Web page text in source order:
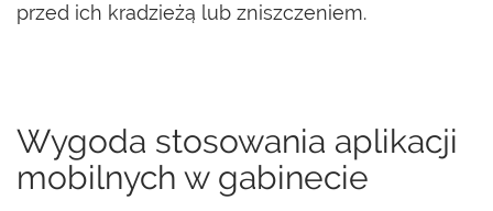
przed ich kradzieżą lub zniszczeniem.
Wygoda stosowania aplikacji
mobilnych w gabinecie